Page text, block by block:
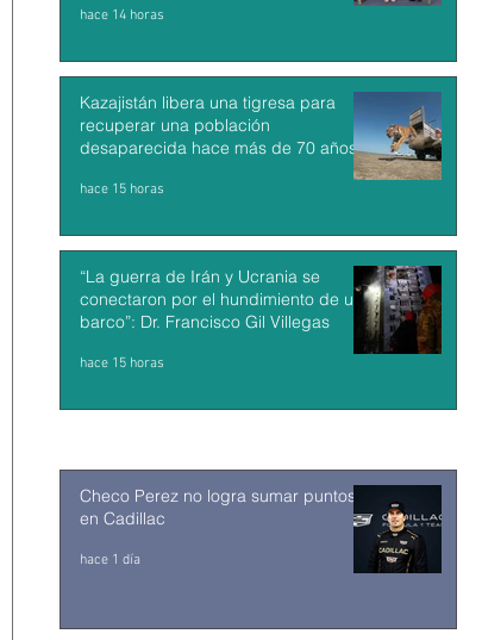
hace 14 horas
Kazajistán libera una tigresa para
recuperar una población
desaparecida hace más de 70 años
hace 15 horas
“La guerra de Irán y Ucrania se
conectaron por el hundimiento de un
barco”: Dr. Francisco Gil Villegas
hace 15 horas
Checo Perez no logra sumar puntos
en Cadillac
hace 1 día